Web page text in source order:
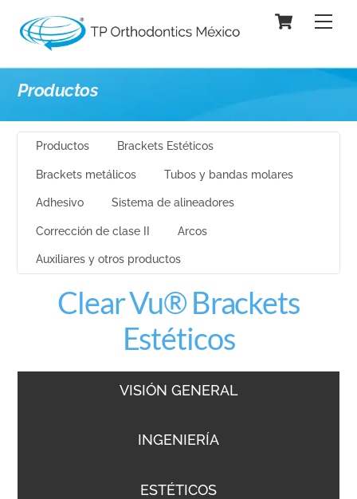
content
Cart
Productos
Productos Brackets Estéticos
Brackets metálicos Tubos y bandas molares
Adhesivo Sistema de alineadores
Corrección de clase II Arcos
Auxiliares y otros productos
Clear Vu® Brackets
Estéticos
VISIÓN GENERAL
INGENIERÍA
ESTÉTICOS